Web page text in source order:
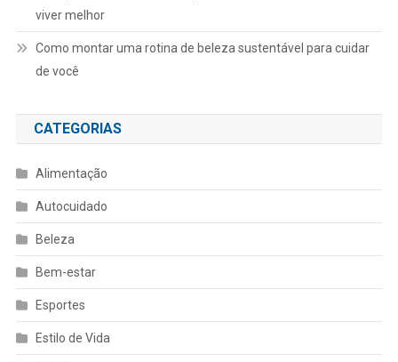
viver melhor
Como montar uma rotina de beleza sustentável para cuidar
de você
CATEGORIAS
Alimentação
Autocuidado
Beleza
Bem-estar
Esportes
Estilo de Vida